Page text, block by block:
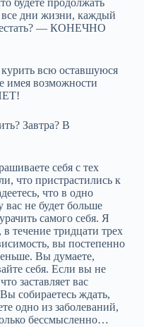
будете продолжать
дни жизни, каждый
— КОНЕЧНО
всю оставшуюся
имея возможности
Завтра? В
себя с тех
что пристрастились к
что в одно
вас не будет больше
самого себя. Я
течение тридцати трех
вы постепенно
Вы думаете,
себя. Если вы не
заставляет вас
собираетесь ждать,
одно из заболеваний,
бессмысленно…